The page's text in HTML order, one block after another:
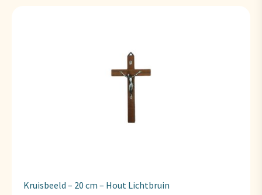
Kruisbeeld – 20 cm – Hout Lichtbruin